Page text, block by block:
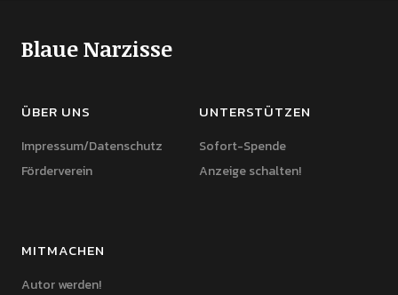
Blaue Narzisse
ÜBER UNS
Impressum/Datenschutz
Förderverein
UNTERSTÜTZEN
Sofort-Spende
Anzeige schalten!
MITMACHEN
Autor werden!